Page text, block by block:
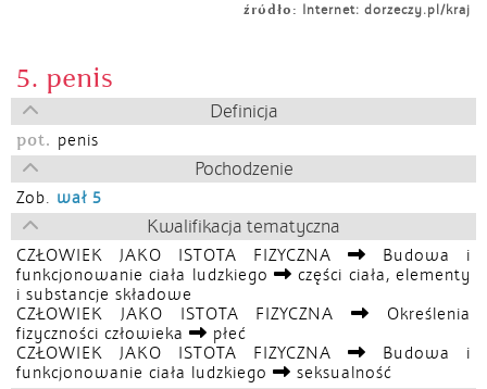
źródło: Internet: dorzeczy.pl/kraj
5. penis
Definicja
pot. penis
Pochodzenie
Zob. wał 5
Kwalifikacja tematyczna
CZŁOWIEK JAKO ISTOTA FIZYCZNA
Budowa i
funkcjonowanie ciała ludzkiego
części ciała, elementy
i substancje składowe
CZŁOWIEK JAKO ISTOTA FIZYCZNA
Określenia
fizyczności człowieka
płeć
CZŁOWIEK JAKO ISTOTA FIZYCZNA
Budowa i
funkcjonowanie ciała ludzkiego
seksualność